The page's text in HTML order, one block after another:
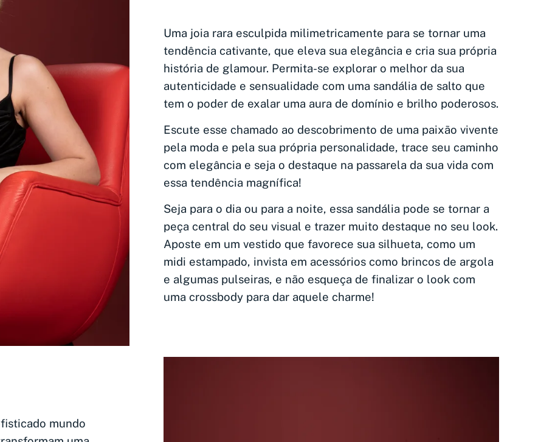
Uma joia rara esculpida milimetricamente para se tornar uma
tendência cativante, que eleva sua elegância e cria sua própria
história de glamour. Permita-se explorar o melhor da sua
autenticidade e sensualidade com uma sandália de salto que
tem o poder de exalar uma aura de domínio e brilho poderosos.
Escute esse chamado ao descobrimento de uma paixão vivente
pela moda e pela sua própria personalidade, trace seu caminho
com elegância e seja o destaque na passarela da sua vida com
essa tendência magnífica!
Seja para o dia ou para a noite, essa sandália pode se tornar a
peça central do seu visual e trazer muito destaque no seu look.
Aposte em um vestido que favorece sua silhueta, como um
midi estampado, invista em acessórios como brincos de argola
e algumas pulseiras, e não esqueça de finalizar o look com
uma crossbody para dar aquele charme!
mundo